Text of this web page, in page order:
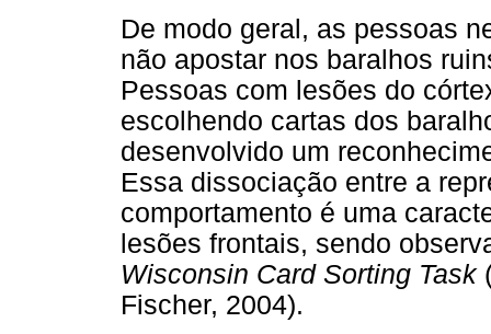
De modo geral, as pessoas
não apostar nos baralhos
Pessoas com lesões do
escolhendo cartas dos
desenvolvido um
Essa dissociação entre a
comportamento é uma
lesões frontais, sendo
Wisconsin Card Sorting Task
Fischer, 2004).